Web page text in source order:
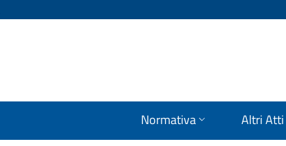
Normativa Altri Atti